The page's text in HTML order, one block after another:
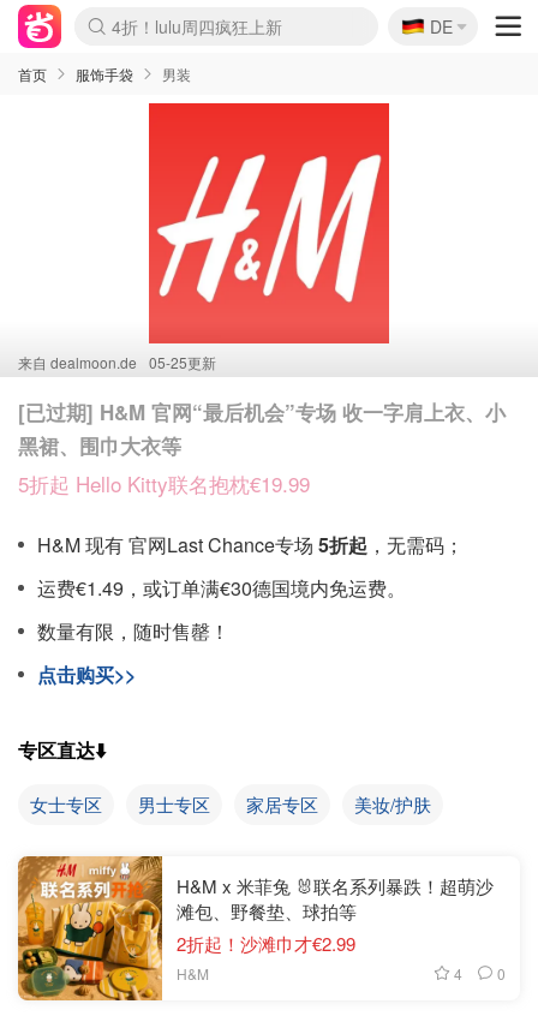
Boticinal 夏促开抢！
4折！lulu周四疯狂上新
还没结束！&OtherStories大促
Joybuy变相75折 随时失效
速领！Stanley独家85折
疑似霸哥！Camper额外叠85折
Zalando 奥莱闪促！每日更新
Moncler反季囤！5折起+叠9折
Coach Brooklyn仅€192
🇩🇪
DE
首页 服饰手袋 男装
来自 dealmoon.de 05-25更新
[已过期] H&M 官网“最后机会”专场 收一字肩上衣、小
黑裙、围巾大衣等
5折起 Hello Kitty联名抱枕€19.99
H&M 现有 官网Last Chance专场 5折起 ，无需码；
运费€1.49，或订单满€30德国境内免运费。
数量有限，随时售罄！
点击购买>>
专区直达⬇️
女士专区 男士专区 家居专区 美妆/护肤
H&M x 米菲兔 🐰联名系列暴跌！超萌沙
滩包、野餐垫、球拍等
2折起！沙滩巾才€2.99
H&M 4 0